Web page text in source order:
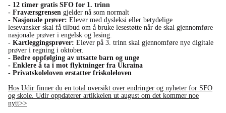
- 12 timer gratis SFO for 1. trinn
- Fraværsgrensen gjelder nå som normalt
- Nasjonale prøver: Elever med dysleksi eller betydelige
lesevansker skal få tilbud om å bruke lesestøtte når de skal gjennomføre
nasjonale prøver i engelsk og lesing.
- Kartleggingsprøver: Elever på 3. trinn skal gjennomføre nye digitale
prøver i regning i oktober.
- Bedre oppfølging av utsatte barn og unge
- Enklere å ta i mot flyktninger fra Ukraina
- Privatskoleloven erstatter friskoleloven
Hos Udir finner du en total oversikt over endringer og nyheter for SFO
og skole. Udir oppdaterer artikkelen ut august om det kommer noe
nytt>>